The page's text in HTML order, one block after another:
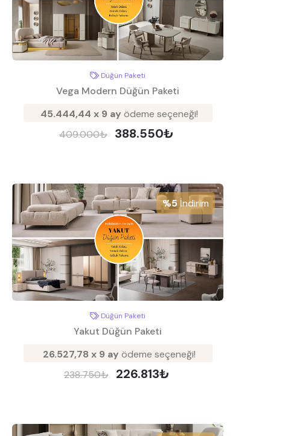
Düğün Paketi
Vega Modern Düğün Paketi
45.444,44 x 9 ay ödeme seçeneği!
409.000₺
388.550₺
%5İndirim
Düğün Paketi
Yakut Düğün Paketi
26.527,78 x 9 ay ödeme seçeneği!
238.750₺
226.813₺